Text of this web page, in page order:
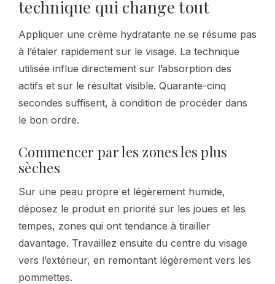
technique qui change tout
Appliquer une crème hydratante ne se résume pas
à l’étaler rapidement sur le visage. La technique
utilisée influe directement sur l’absorption des
actifs et sur le résultat visible. Quarante-cinq
secondes suffisent, à condition de procéder dans
le bon ordre.
Commencer par les zones les plus
sèches
Sur une peau propre et légèrement humide,
déposez le produit en priorité sur les joues et les
tempes, zones qui ont tendance à tirailler
davantage. Travaillez ensuite du centre du visage
vers l’extérieur, en remontant légèrement vers les
pommettes.